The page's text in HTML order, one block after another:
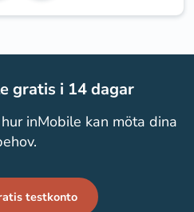
gratis i 14 dagar
inMobile kan möta dina
testkonto